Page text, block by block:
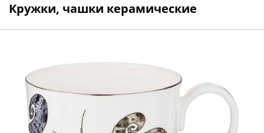
Кружки, чашки керамические